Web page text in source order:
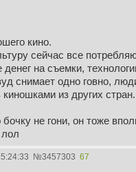
кино.
сейчас все
на съемки,
снимает одно говно,
из других стран.
бочку не гони, он тоже
лол
№3457303 67